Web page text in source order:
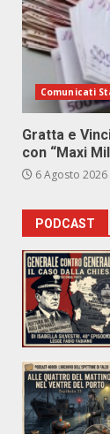
Comunicati
Gratta e
con “Maxi
6 Agosto 2026
PODCAST